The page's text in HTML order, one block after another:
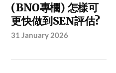
(BNO專欄) 怎樣可
更快做到SEN評估?
31 January 2026